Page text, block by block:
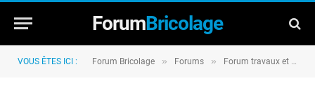
ForumBricolage
VOUS ÊTES ICI : Forum Bricolage » Forums » Forum travaux et rénovation